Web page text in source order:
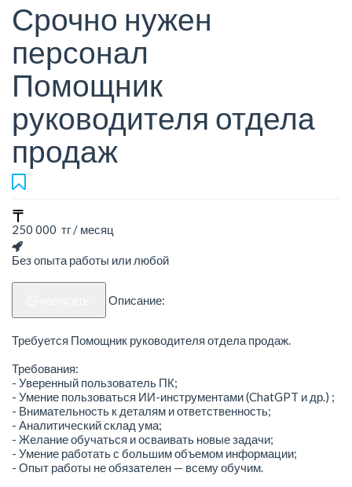
Срочно нужен
персонал
Помощник
руководителя отдела
продаж
250 000 тг / месяц
Без опыта работы или любой
Описание:
Требуется Помощник руководителя отдела продаж.
Требования:
- Уверенный пользователь ПК;
- Умение пользоваться ИИ-инструментами (ChatGPT и др.) ;
- Внимательность к деталям и ответственность;
- Аналитический склад ума;
- Желание обучаться и осваивать новые задачи;
- Умение работать с большим объемом информации;
- Опыт работы не обязателен — всему обучим.